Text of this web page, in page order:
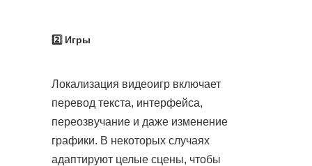
2️⃣ Игры
Локализация видеоигр включает
перевод текста, интерфейса,
переозвучание и даже изменение
графики. В некоторых случаях
адаптируют целые сцены, чтобы